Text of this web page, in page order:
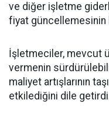
ve diğer işletme
fiyat güncellemesinin
İşletmeciler, mevcut
vermenin
maliyet artışlarının
etkilediğini dile